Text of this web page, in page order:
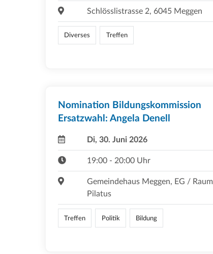
Schlösslistrasse 2, 6045 Meggen
Diverses Treffen
Nomination Bildungskommission
Ersatzwahl: Angela Denell
Di, 30. Juni 2026
19:00 - 20:00 Uhr
Gemeindehaus Meggen, EG / Raum
Pilatus
Treffen Politik Bildung